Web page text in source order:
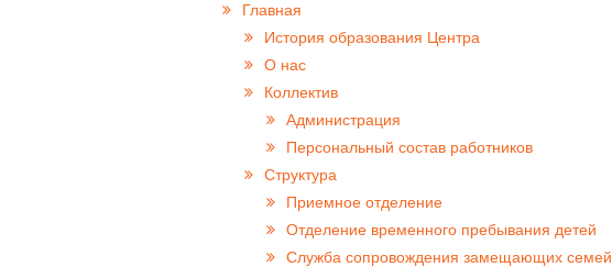
Главная
История образования Центра
О нас
Коллектив
Администрация
Персональный состав работников
Структура
Приемное отделение
Отделение временного пребывания детей
Cлужба сопровождения замещающих семей